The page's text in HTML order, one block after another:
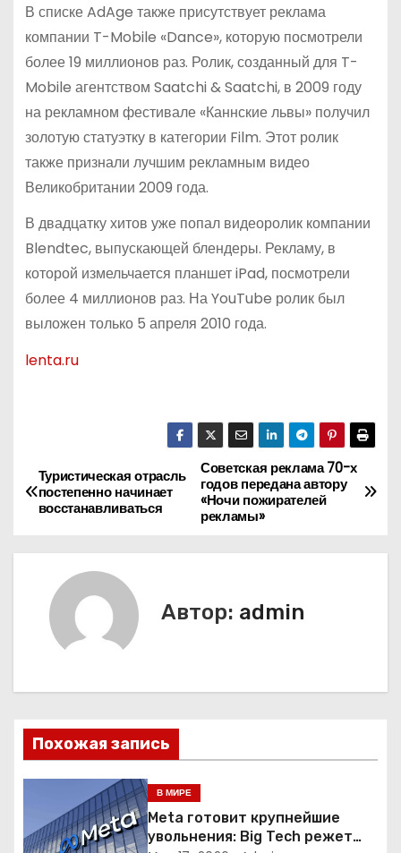
В списке AdAge также присутствует реклама
компании T-Mobile «Dance», которую посмотрели
более 19 миллионов раз. Ролик, созданный для T-
Mobile агентством Saatchi & Saatchi, в 2009 году
на рекламном фестивале «Каннские львы» получил
золотую статуэтку в категории Film. Этот ролик
также признали лучшим рекламным видео
Великобритании 2009 года.
В двадцатку хитов уже попал видеоролик компании
Blendtec, выпускающей блендеры. Рекламу, в
которой измельчается планшет iPad, посмотрели
более 4 миллионов раз. На YouTube ролик был
выложен только 5 апреля 2010 года.
lenta.ru
Н
а
в
ц
и
я
Советская реклама 70-х
годов передана автору
«Ночи пожирателей
рекламы»
Туристическая отрасль
постепенно начинает
восстанавливаться
Автор: admin
Похожая запись
В МИРЕ
Meta готовит крупнейшие
увольнения: Big Tech режет